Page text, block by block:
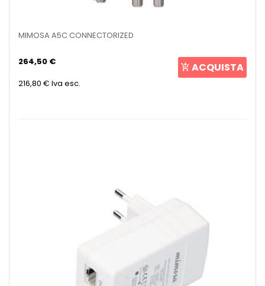
MIMOSA A5C CONNECTORIZED
264,50 €
216,80 € Iva esc.
ACQUISTA